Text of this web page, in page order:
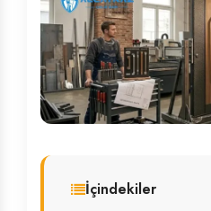
İçindekiler